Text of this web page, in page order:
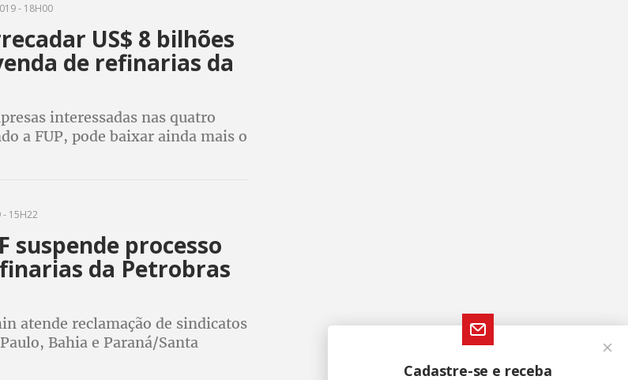
- 18H00
US$ 8 bilhões
de refinarias da
interessadas nas quatro
a FUP, pode baixar ainda mais o
- 15H22
suspende processo
da Petrobras
atende reclamação de sindicatos
Bahia e Paraná/Santa
Cadastre-se e receba